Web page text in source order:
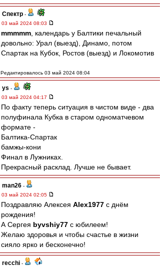
Спектр -
03 май 2024 08:03
mmmmm , календарь у Балтики печальный
довольно: Урал (выезд), Динамо, потом
Спартак на Кубок, Ростов (выезд) и Локомотив
Редактировалось 03 май 2024 08:04
ys -
03 май 2024 04:17
По факту теперь ситуация в чистом виде - два
полуфинала Кубка в старом одноматчевом
формате -
Балтика-Спартак
бамжы-кони
Финал в Лужниках.
Прекрасный расклад. Лучше не бывает.
man26 -
03 май 2024 02:05
Поздравляю Алексея Alex1977 с днём
рождения!
А Сергея byvshiy77 с юбилеем!
Желаю здоровья и чтобы счастье в жизни
сияло ярко и бесконечно!
recchi -